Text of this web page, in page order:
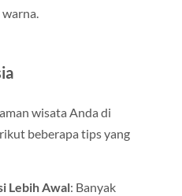
wisata Anda di
beberapa tips yang
Lebih Awal: Banyak